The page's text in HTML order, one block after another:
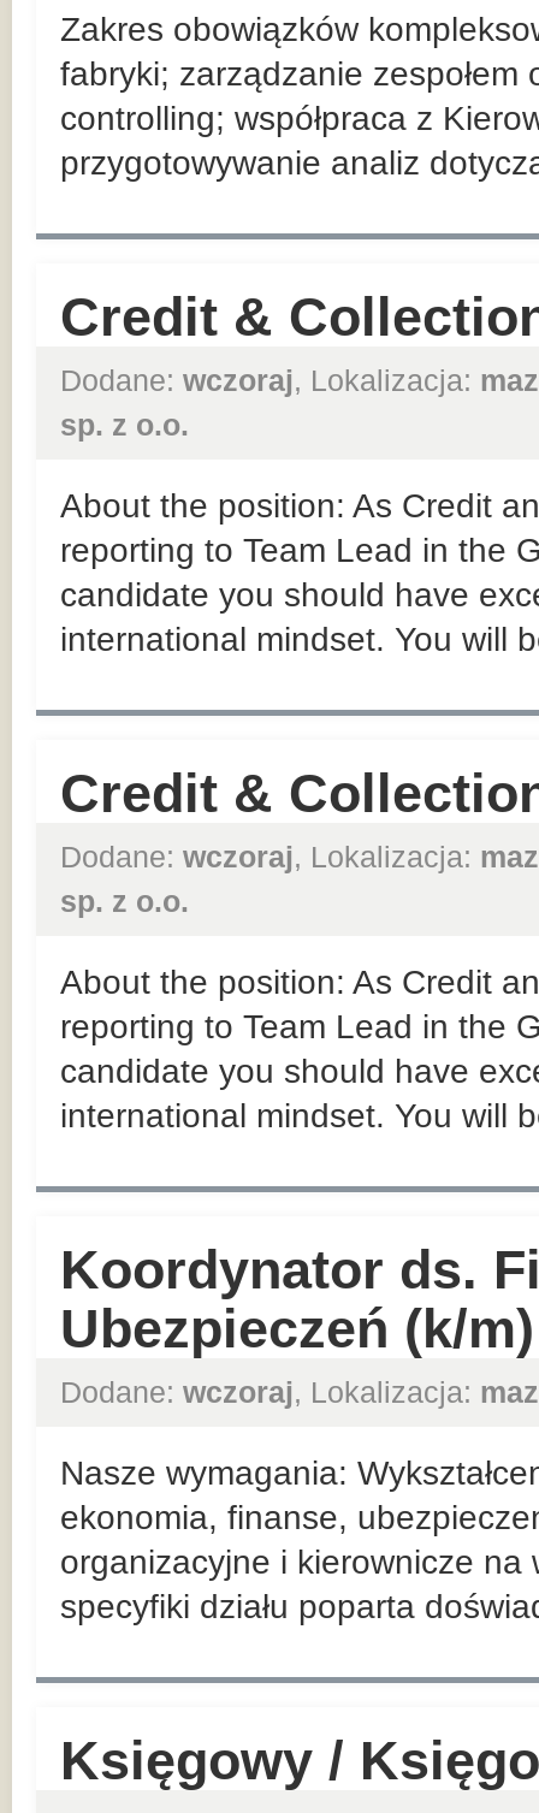
Zakres obowiązków
fabryki; zarządzanie
controlling; współpraca z
przygotowywanie analiz
Credit &
Dodane: wczoraj, Lokalizacja:
sp. z o.o.
About the position: As Credit
reporting to Team Lead in the
candidate you should have
international mindset. You will
Credit &
Dodane: wczoraj, Lokalizacja:
sp. z o.o.
About the position: As Credit
reporting to Team Lead in the
candidate you should have
international mindset. You will
Koordynator ds.
Ubezpieczeń (k/m)
Dodane: wczoraj, Lokalizacja:
Nasze wymagania:
ekonomia, finanse,
organizacyjne i kierownicze
specyfiki działu poparta
Księgowy /